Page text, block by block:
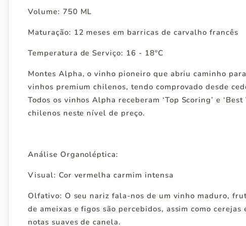
Volume: 750 ML
Maturação: 12 meses em barricas de carvalho francês
Temperatura de Serviço: 16 - 18ºC
Montes Alpha, o vinho pioneiro que abriu caminho
vinhos premium chilenos, tendo comprovado desde
Todos os vinhos Alpha receberam ‘Top Scoring’ e
chilenos neste nível de preço.
Análise Organoléptica:
Visual: Cor vermelha carmim intensa
Olfativo: O seu nariz fala-nos de um vinho maduro,
de ameixas e figos são percebidos, assim como
notas suaves de canela.